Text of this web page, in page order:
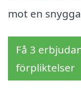
mot en
Få 3
förpliktelser